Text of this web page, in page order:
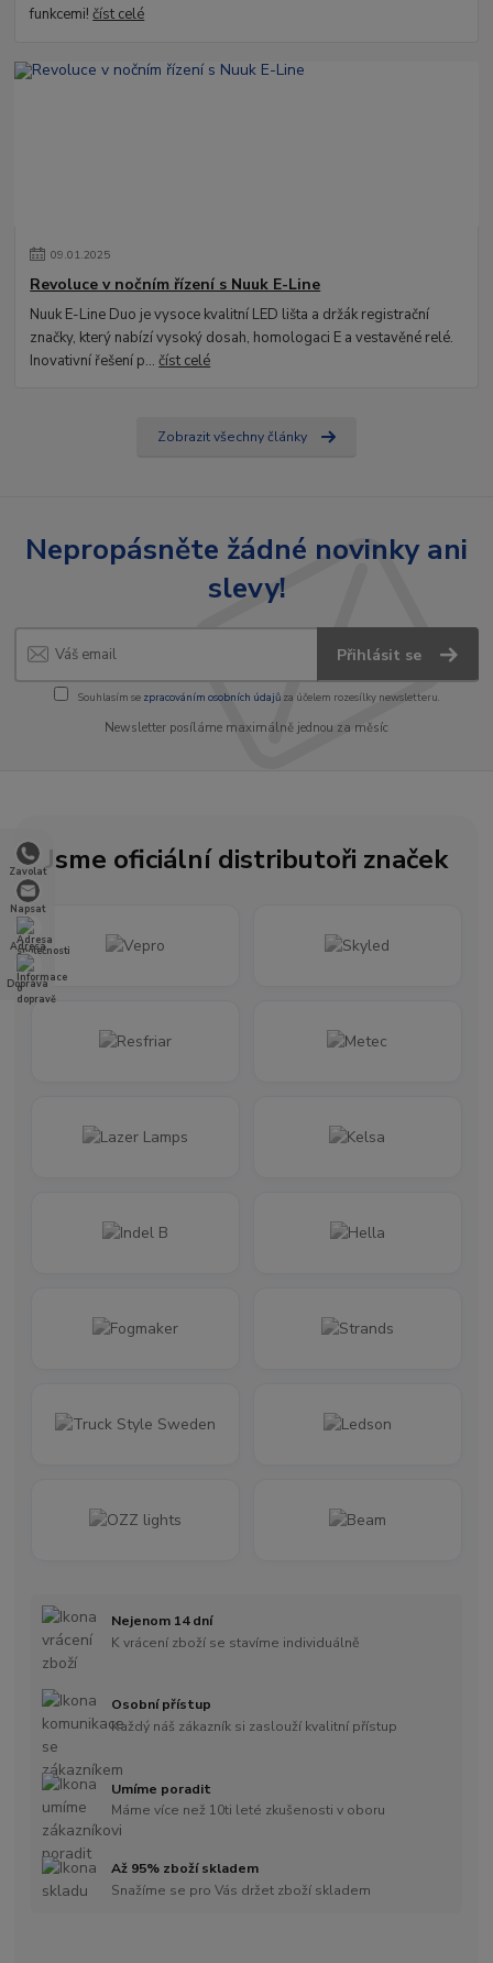
Zavolat
Napsat
Adresa
Doprava
funkcemi!číst celé
09.01.2025
Revoluce v nočním řízení s Nuuk E-Line
Nuuk E-Line Duo je vysoce kvalitní LED lišta a držák registrační
značky, který nabízí vysoký dosah, homologaci E a vestavěné relé.
Inovativní řešení p...číst celé
Zobrazit všechny články
Nepropásněte žádné novinky ani
slevy!
Přihlásit se
Souhlasím se zpracováním osobních údajůza účelem rozesílky newsletteru.
Newsletter posíláme maximálně jednou za měsíc
Jsme oficiální distributoři značek
Nejenom 14 dní
K vrácení zboží se stavíme individuálně
Osobní přístup
Každý náš zákazník si zaslouží kvalitní přístup
Umíme poradit
Máme více než 10ti leté zkušenosti v oboru
Až 95% zboží skladem
Snažíme se pro Vás držet zboží skladem